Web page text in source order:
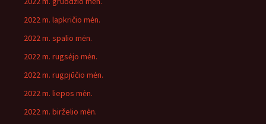
2022 m. lapkričio mėn.
2022 m. spalio mėn.
2022 m. rugsėjo mėn.
2022 m. rugpjūčio mėn.
2022 m. liepos mėn.
2022 m. birželio mėn.